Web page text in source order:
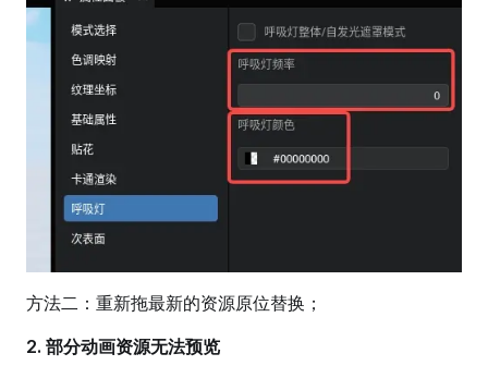
方法二：重新拖最新的资源原位替换；
2. 部分动画资源无法预览